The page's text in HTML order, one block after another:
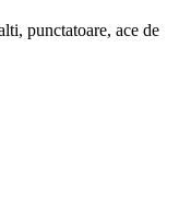
punctatoare, ace de